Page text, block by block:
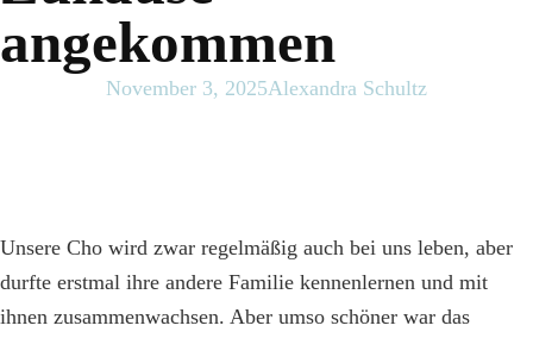
angekommen
November 3, 2025Alexandra Schultz
Unsere Cho wird zwar regelmäßig auch bei uns leben, aber
durfte erstmal ihre andere Familie kennenlernen und mit
ihnen zusammenwachsen. Aber umso schöner war das